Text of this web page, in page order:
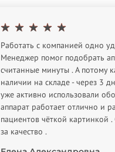
Работать с компанией одно
Менеджер помог подобрать
считанные минуты . А потому
наличии на складе - через 3
уже активно использовали
аппарат работает отлично и
пациентов чёткой картинкой
за качество .